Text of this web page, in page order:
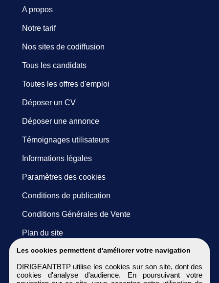
Les cookies permettent d'améliorer votre navigation
DIRIGEANTBTP utilise les cookies sur son site, dont des
cookies d'analyse d'audience. En poursuivant votre
A propos
Notre tarif
Nos sites de codiffusion
Tous les candidats
Toutes les offres d'emploi
Déposer un CV
Déposer une annonce
Témoignages utilisateurs
Informations légales
Paramètres des cookies
Conditions de publication
Conditions Générales de Vente
Plan du site